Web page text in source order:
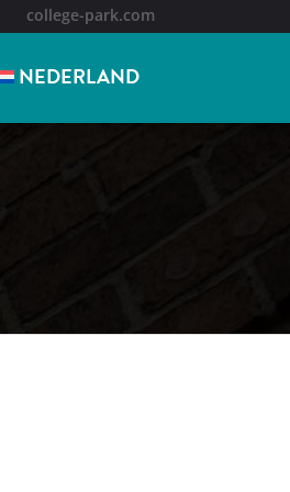
college-park.com
NEDERLAND